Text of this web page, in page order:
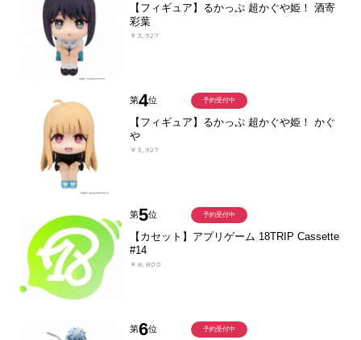
【フィギュア】るかっぷ 超かぐや姫！ 酒寄
彩葉
￥3,927
第4位
【フィギュア】るかっぷ 超かぐや姫！ かぐ
や
￥3,927
予約受付中
第5位
【カセット】アプリゲーム 18TRIP Cassette
#14
￥8,800
予約受付中
第6位 予約受付中